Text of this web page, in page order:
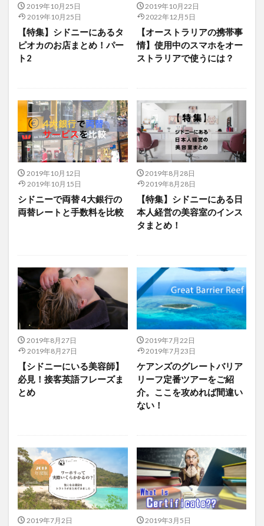
2019年10月25日
2019年10月25日
【特集】シドニーにあるタ
ピオカのお店まとめ！パー
ト2
2019年10月22日
2022年12月5日
【オーストラリアの携帯事
情】使用中のスマホをオー
ストラリアで使うには？
2019年10月12日
2019年10月15日
シドニーで両替 4大銀行の
両替レートと手数料を比較
2019年8月28日
2019年8月28日
【特集】シドニーにある日
本人経営の美容室のインス
タまとめ！
2019年8月27日
2019年8月27日
【シドニーにいる美容師】
必見！接客英語フレーズま
とめ
2019年7月22日
2019年7月23日
ケアンズのグレートバリア
リーフ定番ツアーをご紹
介。ここを攻めれば間違い
ない！
2019年7月2日
2019年3月5日